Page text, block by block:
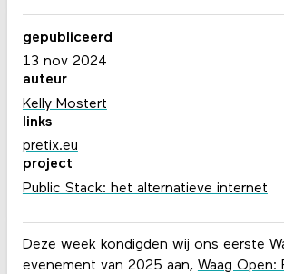
Deze week kondigden wij ons eerste
evenement van 2025 aan, Waag Open:
gepubliceerd
13 nov 2024
auteur
Kelly Mostert
links
pretix.eu
project
Public Stack: het alternatieve internet